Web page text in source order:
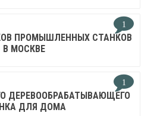
1
ПРОМЫШЛЕННЫХ СТАНКОВ
В МОСКВЕ
1
ДЕРЕВООБРАБАТЫВАЮЩЕГО
ДЛЯ ДОМА